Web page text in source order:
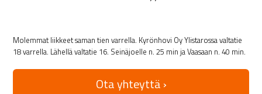
Molemmat liikkeet saman tien varrella. Kyrönhovi Oy Ylistarossa valtatie
18 varrella. Lähellä valtatie 16. Seinäjoelle n. 25 min ja Vaasaan n. 40 min.
Ota yhteyttä ›